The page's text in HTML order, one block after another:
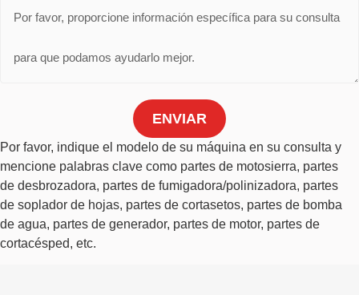
ENVIAR
Por favor, indique el modelo de su máquina en su consulta y
mencione palabras clave como partes de motosierra, partes
de desbrozadora, partes de fumigadora/polinizadora, partes
de soplador de hojas, partes de cortasetos, partes de bomba
de agua, partes de generador, partes de motor, partes de
cortacésped, etc.